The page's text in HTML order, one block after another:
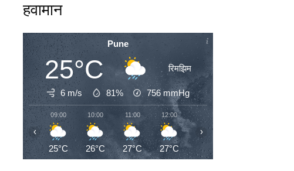
हवामान
Pune
25°C रिमझिम
6 m/s 81% 756 mmHg
09:00
25°C
10:00
26°C
11:00
27°C
12:00
27°C
13:00
28°C
‹ ›